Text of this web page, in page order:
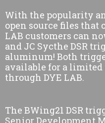
With the popularity
open source files that
LAB customers can
and JC Sycthe DSR
aluminum! Both
available for a
through DYE LAB.
The BWing21 DSR
Senior Development